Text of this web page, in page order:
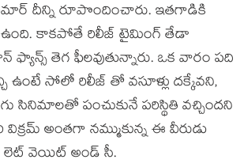
దీన్ని రూపొందించారు. ఇతగాడికి
ఉంది. కాకపోతే రిలీజ్ టైమింగ్ తేడా
తెగ ఫీలవుతున్నారు. ఒక వారం పది
ఉంటే సోలో రిలీజ్ తో వసూళ్లు దక్కేవని,
సినిమాలతో పంచుకునే పరిస్థితి వచ్చిందని
అంతగా నమ్ముకున్న ఈ వీరుడు
లెట్ వెయిట్ అండ్ సీ.